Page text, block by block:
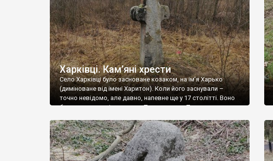
Харківці. Кам’яні хрести
Село Харківці було засноване козаком, на ім’я Харько
(диміноване від імені Харитон). Коли його заснували –
точно невідомо, але давно, напевне ще у 17 столітті. Воно
було козацьким і входило у Першу сотню Переяславського
лише старовинний цвинтар, на якому (у дальньому кутку) ми
знайшли три […]